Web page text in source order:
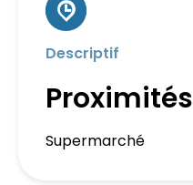
Descriptif
Proximités
Supermarché